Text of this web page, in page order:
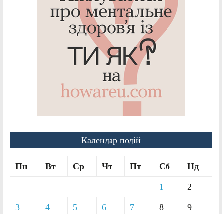
Календар подій
Пн Вт Ср Чт Пт Сб Нд
1 2
3 4 5 6 7 8 9